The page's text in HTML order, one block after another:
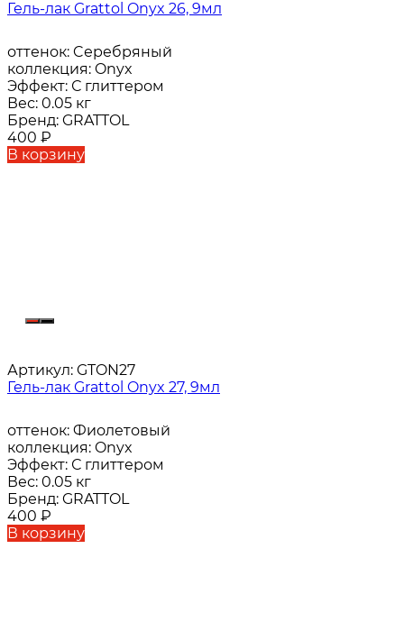
Гель-лак Grattol Onyx 26, 9мл
оттенок: Cеребряный
коллекция: Onyx
Эффект: С глиттером
Вес: 0.05 кг
Бренд: GRATTOL
400 ₽
В корзину
Артикул: GTON27
Гель-лак Grattol Onyx 27, 9мл
оттенок: Фиолетовый
коллекция: Onyx
Эффект: С глиттером
Вес: 0.05 кг
Бренд: GRATTOL
400 ₽
В корзину